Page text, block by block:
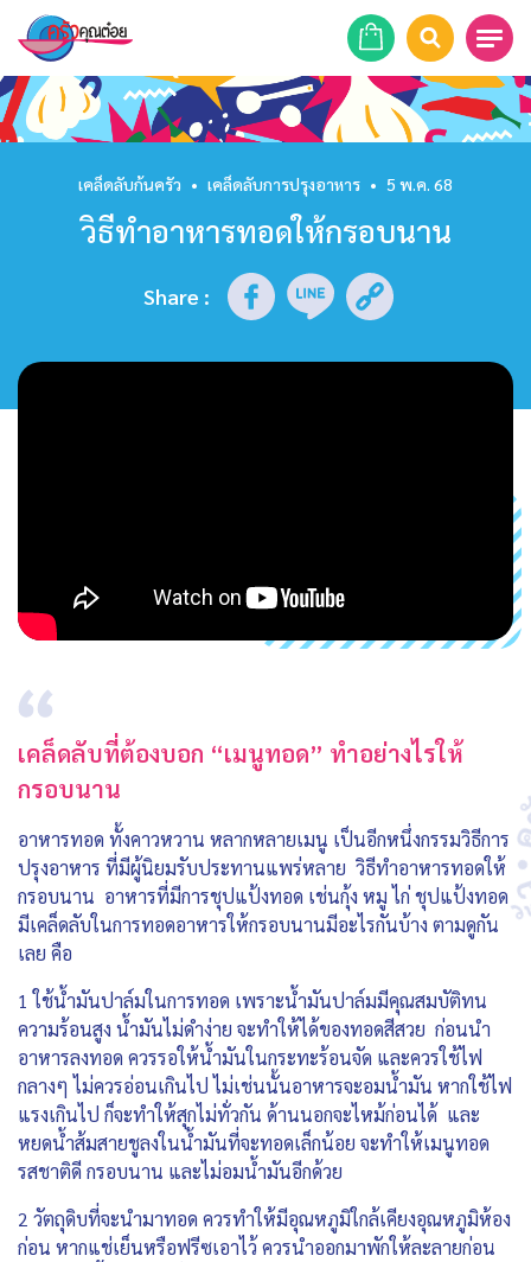
หน้าแรก
สูตรอาหาร
ร้านอาหาร
รายการย้อนหลัง
เคล็ดลับก้นครัว • เคล็ดลับการปรุงอาหาร • 5 พ.ค. 68
วิธีทำอาหารทอดให้กรอบนาน
Share :
เคล็ดลับที่ต้องบอก “เมนูทอด” ทำอย่างไรให้
กรอบนาน
อาหารทอด ทั้งคาวหวาน หลากหลายเมนู เป็นอีกหนึ่งกรรมวิธีการ
ปรุงอาหาร ที่มีผู้นิยมรับประทานแพร่หลาย วิธีทำอาหารทอดให้
กรอบนาน อาหารที่มีการชุปแป้งทอด เช่นกุ้ง หมู ไก่ ชุปแป้งทอด
มีเคล็ดลับในการทอดอาหารให้กรอบนานมีอะไรกันบ้าง ตามดูกัน
เลย คือ
1 ใช้น้ำมันปาล์มในการทอด เพราะน้ำมันปาล์มมีคุณสมบัติทน
ความร้อนสูง น้ำมันไม่ดำง่าย จะทำให้ได้ของทอดสีสวย ก่อนนำ
อาหารลงทอด ควรรอให้น้ำมันในกระทะร้อนจัด และควรใช้ไฟ
กลางๆ ไม่ควรอ่อนเกินไป ไม่เช่นนั้นอาหารจะอมน้ำมัน หากใช้ไฟ
แรงเกินไป ก็จะทำให้สุกไม่ทั่วกัน ด้านนอกจะไหม้ก่อนได้ และ
หยดน้ำส้มสายชูลงในน้ำมันที่จะทอดเล็กน้อย จะทำให้เมนูทอด
รสชาติดี กรอบนาน และไม่อมน้ำมันอีกด้วย
2 วัตถุดิบที่จะนำมาทอด ควรทำให้มีอุณหภูมิใกล้เคียงอุณหภูมิห้อง
ก่อน หากแช่เย็นหรือฟรีซเอาไว้ ควรนำออกมาพักให้ละลายก่อน